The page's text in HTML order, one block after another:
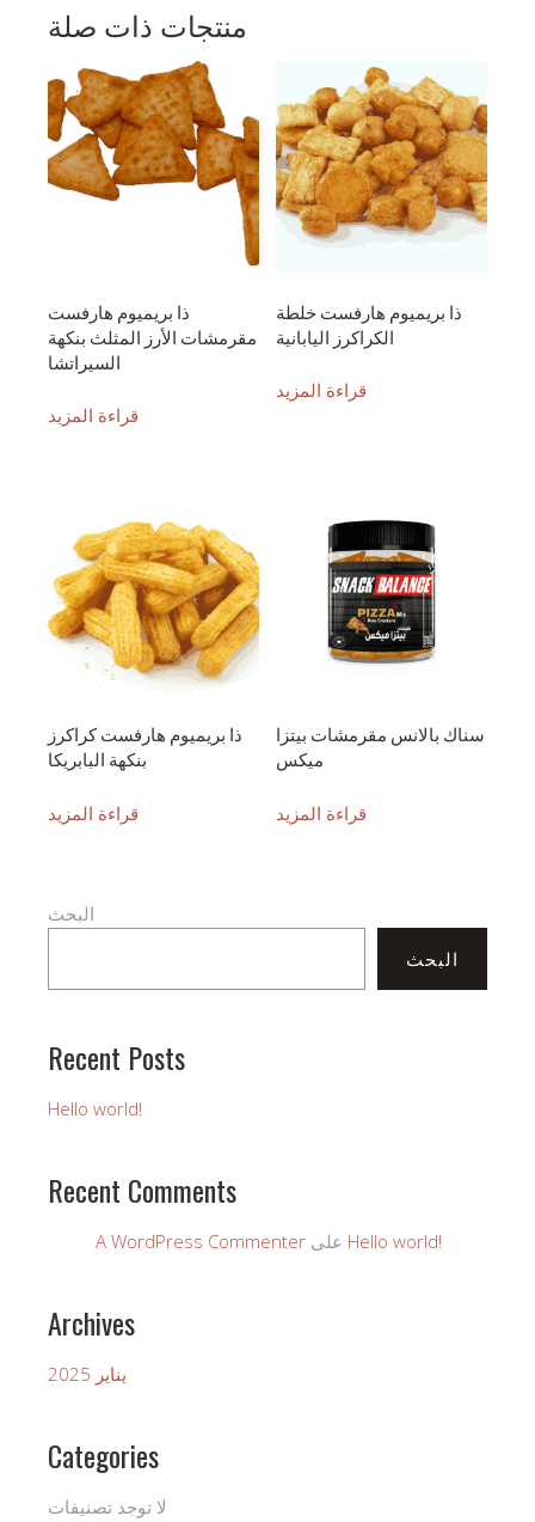
منتجات ذات صلة
ذا بريميوم هارفست
مقرمشات الأرز المثلث بنكهة
السيراتشا
قراءة المزيد
ذا بريميوم هارفست خلطة
الكراكرز اليابانية
قراءة المزيد
ذا بريميوم هارفست كراكرز
بنكهة البابريكا
قراءة المزيد
سناك بالانس مقرمشات بيتزا
ميكس
قراءة المزيد
البحث
البحث
Recent Posts
Hello world!
Recent Comments
A WordPress Commenter Hello world!
Archives
يناير 2025
Categories
لا توجد تصنيفات